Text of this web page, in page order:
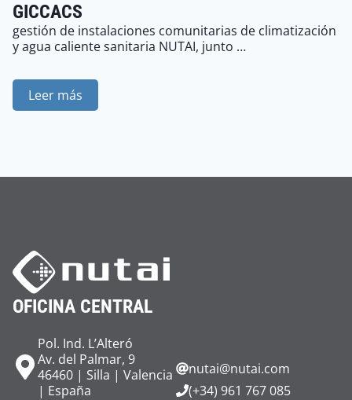
GICCACS
gestión de instalaciones comunitarias de climatización
y agua caliente sanitaria NUTAI, junto …
Leer más
OFICINA CENTRAL
Pol. Ind. L’Alteró
Av. del Palmar, 9
46460 | Silla | Valencia
| España
nutai@nutai.com
(+34) 961 767 085